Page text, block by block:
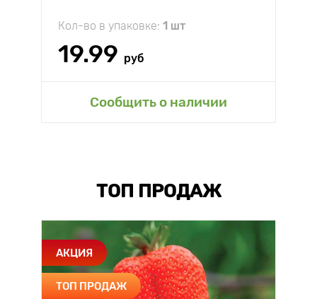
Кол-во в упаковке: 1 шт
19.99 руб
Сообщить о наличии
ТОП ПРОДАЖ
АКЦИЯ
ТОП ПРОДАЖ